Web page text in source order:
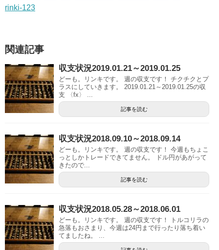
rinki-123
関連記事
収支状況2019.01.21～2019.01.25
どーも。リンキです。 週の収支です！ チクチクとプ
ラスにしていきます。 2019.01.21～2019.01.25の収
支 〈fx〉 ...
記事を読む
収支状況2018.09.10～2018.09.14
どーも。リンキです。 週の収支です！ 今週もちょこ
っとしかトレードできてません。 ドル円があがって
きたので...
記事を読む
収支状況2018.05.28～2018.06.01
どーも。リンキです。 週の収支です！ トルコリラの
急落もおさまり、今週は24円まで行ったり落ち着い
てましたね。 ...